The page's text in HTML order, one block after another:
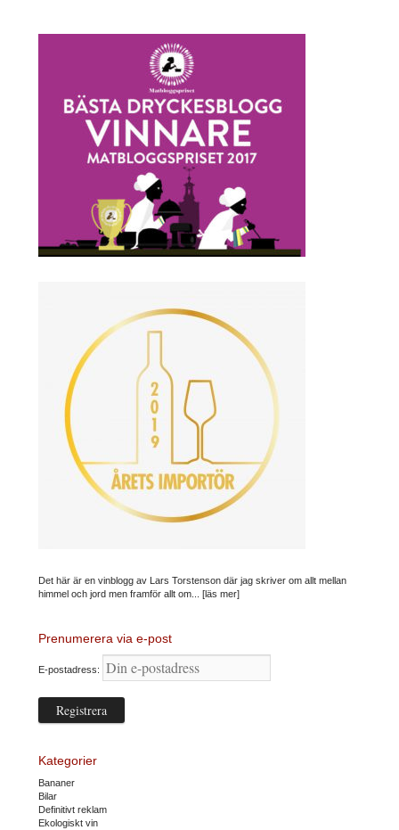
Det här är en vinblogg av Lars Torstenson där jag skriver om allt mellan
himmel och jord men framför allt om... [läs mer]
Prenumerera via e-post
E-postadress:
Kategorier
Bananer
Bilar
Definitivt reklam
Ekologiskt vin